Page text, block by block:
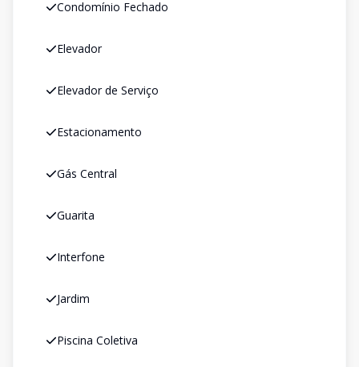
Condomínio Fechado
Elevador
Elevador de Serviço
Estacionamento
Gás Central
Guarita
Interfone
Jardim
Piscina Coletiva